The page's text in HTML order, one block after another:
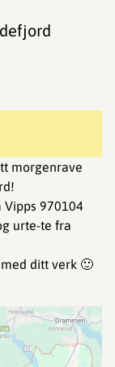
morgenrave
Vipps 970104
urte-te fra
ditt verk 🙂